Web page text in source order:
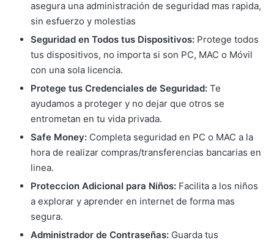
asegura una administración de seguridad mas rapida,
sin esfuerzo y molestias
Seguridad en Todos tus Dispositivos: Protege todos
tus dispositivos, no importa si son PC, MAC o Móvil
con una sola licencia.
Protege tus Credenciales de Seguridad: Te
ayudamos a proteger y no dejar que otros se
entrometan en tu vida privada.
Safe Money: Completa seguridad en PC o MAC a la
hora de realizar compras/transferencias bancarias en
linea.
Proteccion Adicional para Niños: Facilita a los niños
a explorar y aprender en internet de forma mas
segura.
Administrador de Contraseñas: Guarda tus